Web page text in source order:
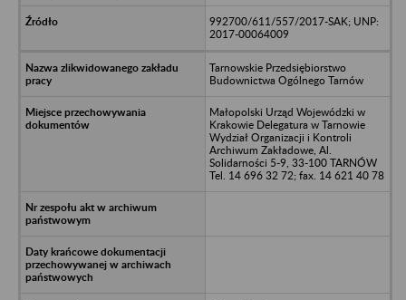
992700/611/557/2017-SAK; UNP:
2017-00064009
Tarnowskie Przedsiębiorstwo
Budownictwa Ogólnego Tarnów
Małopolski Urząd Wojewódzki w
Krakowie Delegatura w Tarnowie
Wydział Organizacji i Kontroli
Archiwum Zakładowe, Al.
Solidarności 5-9, 33-100 TARNÓW
Tel. 14 696 32 72; fax. 14 621 40 78